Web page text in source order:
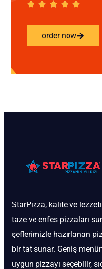
order now
StarPizza, kalite ve
taze ve enfes pizzaları
şeflerimizle hazırlanan
bir tat sunar. Geniş
uygun pizzayı seçebilir,